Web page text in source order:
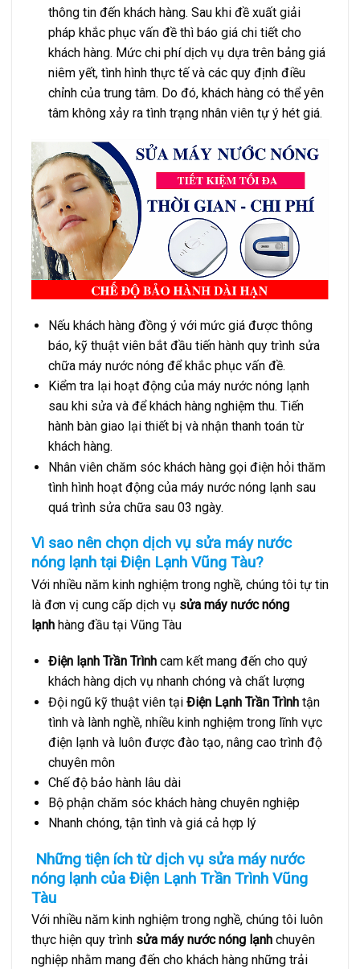
thông tin đến khách hàng. Sau khi đề xuất giải
pháp khắc phục vấn đề thì báo giá chi tiết cho
khách hàng. Mức chi phí dịch vụ dựa trên bảng giá
niêm yết, tình hình thực tế và các quy định điều
chỉnh của trung tâm. Do đó, khách hàng có thể yên
tâm không xảy ra tình trạng nhân viên tự ý hét giá.
Nếu khách hàng đồng ý với mức giá được thông
báo, kỹ thuật viên bắt đầu tiến hành quy trình sửa
chữa máy nước nóng để khắc phục vấn đề.
Kiểm tra lại hoạt động của máy nước nóng lạnh
sau khi sửa và để khách hàng nghiệm thu. Tiến
hành bàn giao lại thiết bị và nhận thanh toán từ
khách hàng.
Nhân viên chăm sóc khách hàng gọi điện hỏi thăm
tình hình hoạt động của máy nước nóng lạnh sau
quá trình sửa chữa sau 03 ngày.
Vì sao nên chọn dịch vụ sửa máy nước
nóng lạnh tại Điện Lạnh Vũng Tàu?
Với nhiều năm kinh nghiệm trong nghề, chúng tôi tự tin
là đơn vị cung cấp dịch vụ sửa máy nước nóng
lạnh hàng đầu tại Vũng Tàu
Điện lạnh Trần Trìnhcam kết mang đến cho quý
khách hàng dịch vụ nhanh chóng và chất lượng
Đội ngũ kỹ thuật viên tại Điện Lạnh Trần Trìnhtận
tình và lành nghề, nhiều kinh nghiệm trong lĩnh vực
điện lạnh và luôn được đào tạo, nâng cao trình độ
chuyên môn
Chế độ bảo hành lâu dài
Bộ phận chăm sóc khách hàng chuyên nghiệp
Nhanh chóng, tận tình và giá cả hợp lý
Những tiện ích từ dịch vụ sửa máy nước
nóng lạnh của Điện Lạnh Trần Trình Vũng
Tàu
Với nhiều năm kinh nghiệm trong nghề, chúng tôi luôn
thực hiện quy trình sửa máy nước nóng lạnh chuyên
nghiệp nhằm mang đến cho khách hàng những trải